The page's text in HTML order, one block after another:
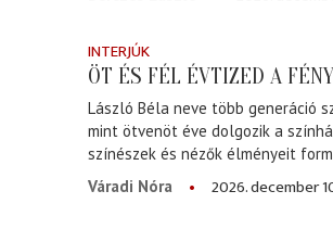
INTERJÚK
ÖT ÉS FÉL ÉVTIZED A
László Béla neve több generáció
mint ötvenöt éve dolgozik a
színészek és nézők élményeit
Váradi Nóra
2026. december